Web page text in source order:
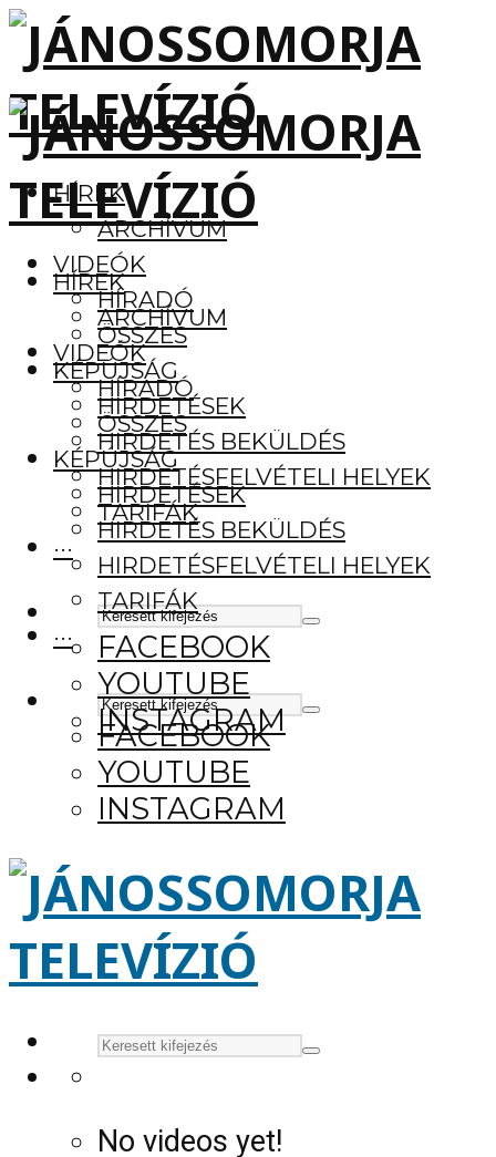
HÍREK
ARCHÍVUM
VIDEÓK
HÍRADÓ
ÖSSZES
KÉPÚJSÁG
HIRDETÉSEK
HIRDETÉS BEKÜLDÉS
HIRDETÉSFELVÉTELI HELYEK
TARIFÁK
···
FACEBOOK
YOUTUBE
INSTAGRAM
HÍREK
ARCHÍVUM
VIDEÓK
HÍRADÓ
ÖSSZES
KÉPÚJSÁG
HIRDETÉSEK
HIRDETÉS BEKÜLDÉS
HIRDETÉSFELVÉTELI HELYEK
TARIFÁK
···
FACEBOOK
YOUTUBE
INSTAGRAM
No videos yet!